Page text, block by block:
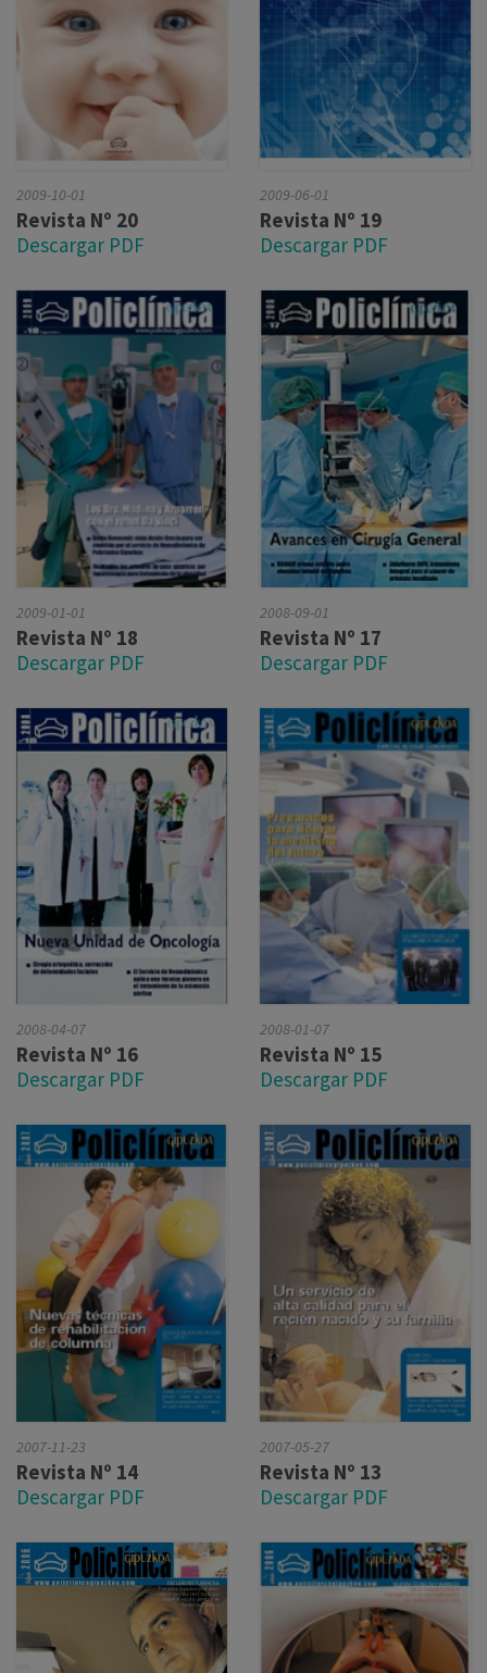
2009-10-01
Revista Nº 20
Descargar PDF
2009-06-01
Revista Nº 19
Descargar PDF
2009-01-01
Revista Nº 18
Descargar PDF
2008-09-01
Revista Nº 17
Descargar PDF
2008-04-07
Revista Nº 16
Descargar PDF
2008-01-07
Revista Nº 15
Descargar PDF
2007-11-23
Revista Nº 14
Descargar PDF
2007-05-27
Revista Nº 13
Descargar PDF